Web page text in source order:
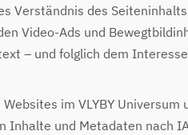
Verständnis des
Video-Ads und
– und folglich dem
Websites im VLYBY Universum
Inhalte und Metadaten nach